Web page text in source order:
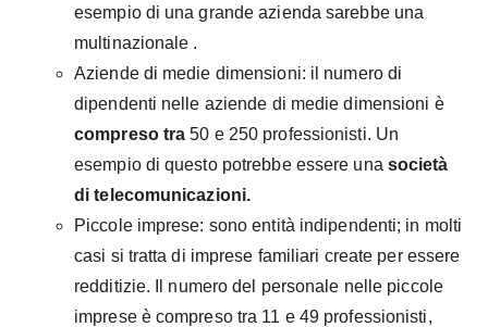
esempio di una grande azienda sarebbe una
multinazionale .
Aziende di medie dimensioni: il numero di
dipendenti nelle aziende di medie dimensioni è
compreso tra 50 e 250 professionisti. Un
esempio di questo potrebbe essere una società
di telecomunicazioni.
Piccole imprese: sono entità indipendenti; in molti
casi si tratta di imprese familiari create per essere
redditizie. Il numero del personale nelle piccole
imprese è compreso tra 11 e 49 professionisti,